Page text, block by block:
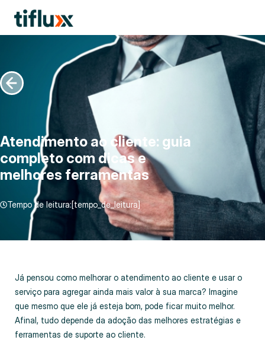
Atendimento ao cliente: guia
completo com dicas e
melhores ferramentas
Tempo de leitura:[tempo_de_leitura]
Já pensou como melhorar o atendimento ao cliente e usar o
serviço para agregar ainda mais valor à sua marca? Imagine
que mesmo que ele já esteja bom, pode ficar muito melhor.
Afinal, tudo depende da adoção das melhores estratégias e
ferramentas de suporte ao cliente.